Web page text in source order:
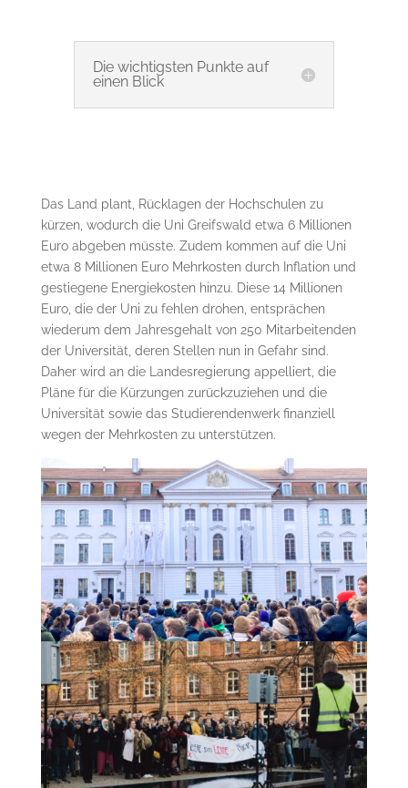
Die wichtigsten Punkte auf
einen Blick
Das Land plant, Rücklagen der Hochschulen zu
kürzen, wodurch die Uni Greifswald etwa 6 Millionen
Euro abgeben müsste. Zudem kommen auf die Uni
etwa 8 Millionen Euro Mehrkosten durch Inflation und
gestiegene Energiekosten hinzu. Diese 14 Millionen
Euro, die der Uni zu fehlen drohen, entsprächen
wiederum dem Jahresgehalt von 250 Mitarbeitenden
der Universität, deren Stellen nun in Gefahr sind.
Daher wird an die Landesregierung appelliert, die
Pläne für die Kürzungen zurückzuziehen und die
Universität sowie das Studierendenwerk finanziell
wegen der Mehrkosten zu unterstützen.